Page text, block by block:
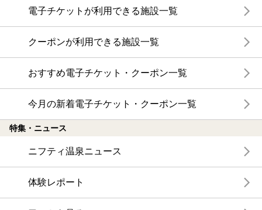
電子チケットが利用できる施設一覧
クーポンが利用できる施設一覧
おすすめ電子チケット・クーポン一覧
今月の新着電子チケット・クーポン一覧
特集・ニュース
ニフティ温泉ニュース
体験レポート